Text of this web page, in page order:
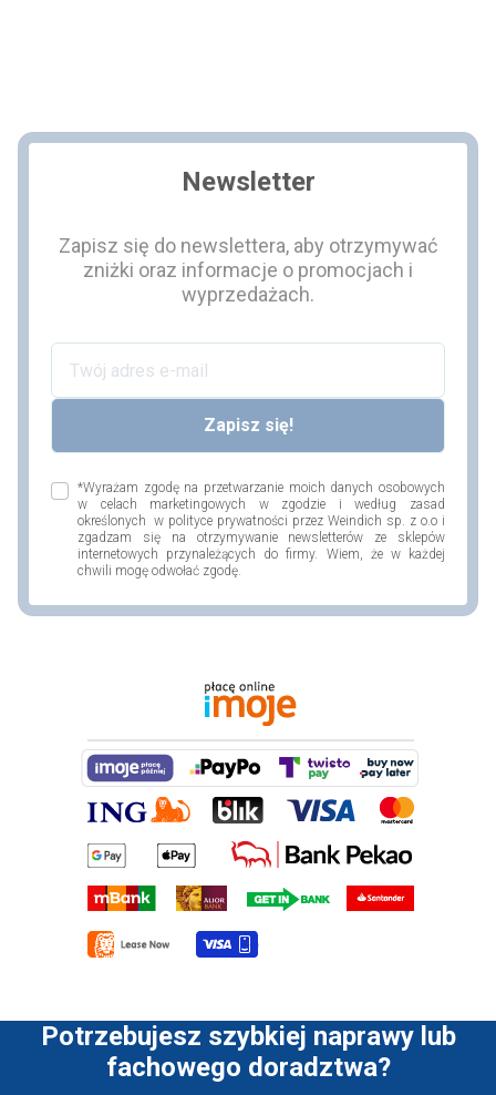
Newsletter
Zapisz się do newslettera, aby otrzymywać
zniżki oraz informacje o promocjach i
wyprzedażach.
*Wyrażam zgodę na przetwarzanie moich danych osobowych
w celach marketingowych w zgodzie i według zasad
określonych w polityce prywatności przez Weindich sp. z o.o i
zgadzam się na otrzymywanie newsletterów ze sklepów
internetowych przynależących do firmy. Wiem, że w każdej
chwili mogę odwołać zgodę.
Potrzebujesz szybkiej naprawy lub
fachowego doradztwa?